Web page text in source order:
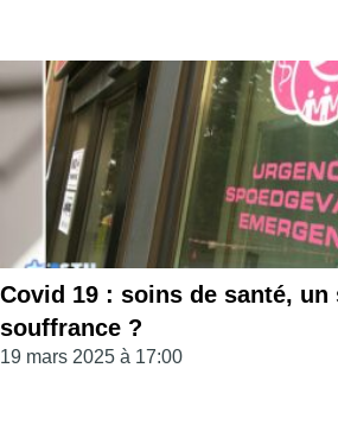
Covid 19 : soins de santé, un
souffrance ?
19 mars 2025 à 17:00